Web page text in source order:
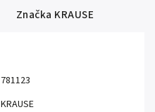
Značka KRAUSE
781123
KRAUSE